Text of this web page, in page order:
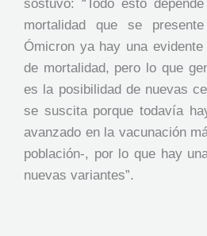
sostuvo: “Todo esto
mortalidad que se
Ómicron ya hay una
de mortalidad, pero lo que
es la posibilidad de nuevas
se suscita porque todavía
avanzado en la vacunación
población-, por lo que hay
nuevas variantes”.